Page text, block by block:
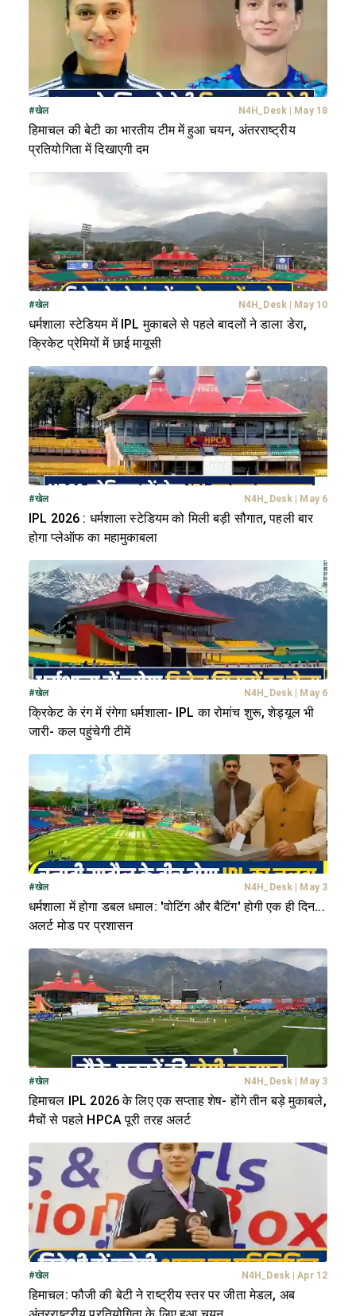
#खेल N4H_Desk| May 18
हिमाचल की बेटी का भारतीय टीम में हुआ चयन, अंतरराष्ट्रीय
प्रतियोगिता में दिखाएगी दम
#खेल N4H_Desk| May 10
धर्मशाला स्टेडियम में IPL मुकाबले से पहले बादलों ने डाला डेरा,
क्रिकेट प्रेमियों में छाई मायूसी
#खेल N4H_Desk May 6
IPL 2026 : धर्मशाला स्टेडियम को मिली बड़ी सौगात, पहली बार
होगा प्लेऑफ का महामुकाबला
#खेल N4H_Desk May 6
क्रिकेट के रंग में रंगेगा धर्मशाला- IPL का रोमांच शुरू, शेड्यूल भी
जारी- कल पहुंचेगी टीमें
#खेल N4H_Desk May 3
धर्मशाला में होगा डबल धमाल: 'वोटिंग और बैटिंग' होगी एक ही दिन...
अलर्ट मोड पर प्रशासन
#खेल N4H_Desk May 3
हिमाचल IPL 2026 के लिए एक सप्ताह शेष- होंगे तीन बड़े मुकाबले,
मैचों से पहले HPCA पूरी तरह अलर्ट
#खेल N4H_Desk| Apr 12
हिमाचल: फौजी की बेटी ने राष्ट्रीय स्तर पर जीता मेडल, अब